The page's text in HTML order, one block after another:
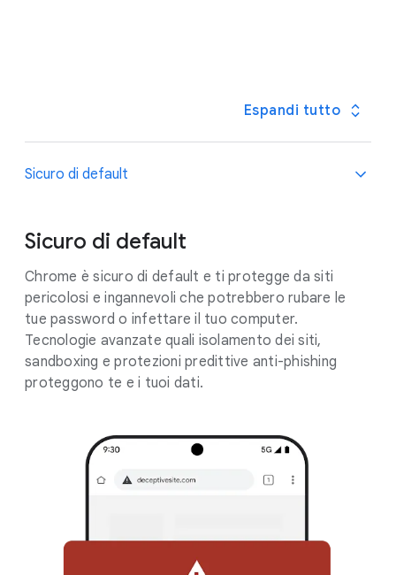
Espandi tutto
Sicuro di default
Sicuro di default
Chrome è sicuro di default e ti protegge da siti
pericolosi e ingannevoli che potrebbero rubare le
tue password o infettare il tuo computer.
Tecnologie avanzate quali isolamento dei siti,
sandboxing e protezioni predittive anti-phishing
proteggono te e i tuoi dati.